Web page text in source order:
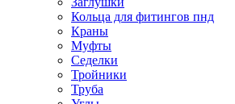
Кольца для фитингов пнд
Краны
Муфты
Седелки
Тройники
Труба